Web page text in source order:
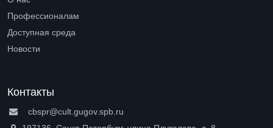
Профессионалам
Доступная среда
Новости
Контакты
cbspr@cult.gugov.spb.ru